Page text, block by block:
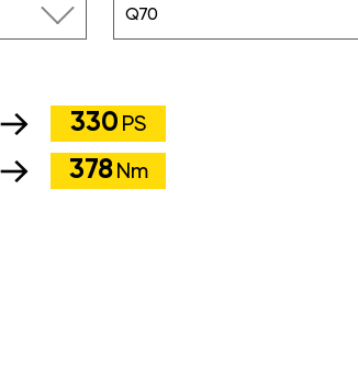
Q70
330 PS
378 Nm